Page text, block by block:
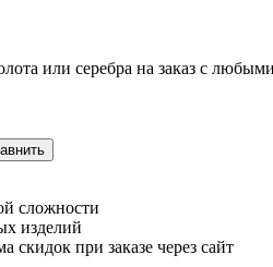
или серебра на заказ с
сложности
изделий
скидок при заказе через сайт